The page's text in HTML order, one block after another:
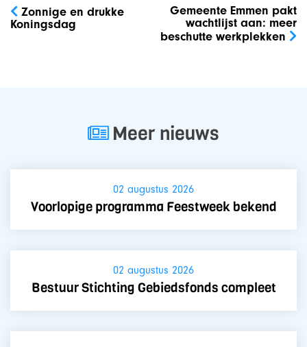
navigatie
Zonnige en drukke
Koningsdag
Gemeente Emmen pakt
wachtlijst aan: meer
beschutte werkplekken
Meer nieuws
02 augustus 2026
Voorlopige programma Feestweek bekend
02 augustus 2026
Bestuur Stichting Gebiedsfonds compleet